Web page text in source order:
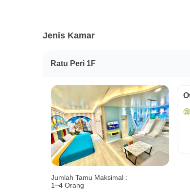
Jenis Kamar
Ratu Peri 1F
Jumlah Tamu Maksimal :
1~4 Orang